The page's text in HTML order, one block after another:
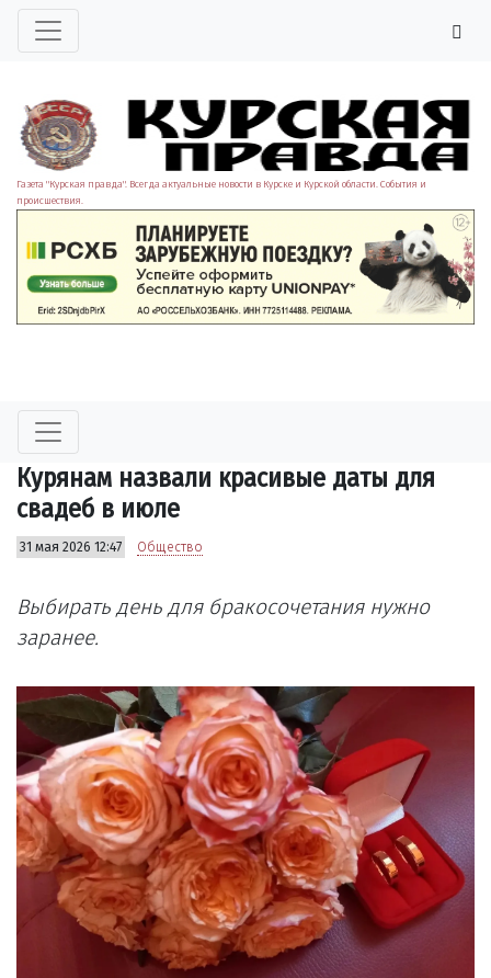
Газета "Курская правда". Всегда актуальные новости в Курске и Курской области. События и
происшествия.
Курянам назвали красивые даты для
свадеб в июле
31 мая 2026 12:47 Общество
Выбирать день для бракосочетания нужно
заранее.